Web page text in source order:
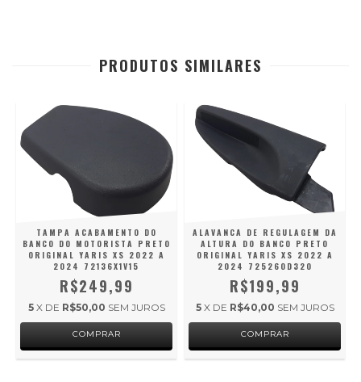
PRODUTOS SIMILARES
TAMPA ACABAMENTO DO
BANCO DO MOTORISTA PRETO
ORIGINAL YARIS XS 2022 A
2024 72136X1V15
R$249,99
5 X DE R$50,00 SEM JUROS
ALAVANCA DE REGULAGEM DA
ALTURA DO BANCO PRETO
ORIGINAL YARIS XS 2022 A
2024 725260D320
R$199,99
5 X DE R$40,00 SEM JUROS